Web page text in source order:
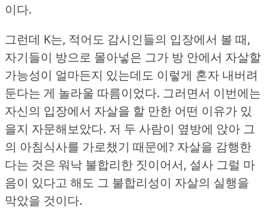
이다.
그런데 K는, 적어도 감시인들의 입장에서 볼 때,
자기들이 방으로 몰아넣은 그가 방 안에서 자살할
가능성이 얼마든지 있는데도 이렇게 혼자 내버려
둔다는 게 놀라울 따름이었다. 그러면서 이번에는
자신의 입장에서 자살을 할 만한 어떤 이유가 있
을지 자문해보았다. 저 두 사람이 옆방에 앉아 그
의 아침식사를 가로챘기 때문에? 자살을 감행한
다는 것은 워낙 불합리한 짓이어서, 설사 그럴 마
음이 있다고 해도 그 불합리성이 자살의 실행을
막았을 것이다.